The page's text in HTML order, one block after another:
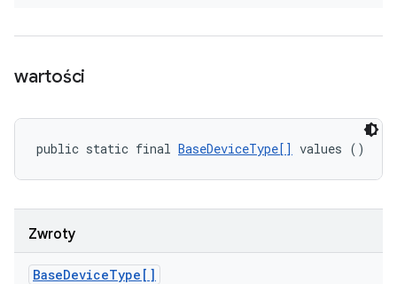
wartości
public static final BaseDeviceType[] values ()
Zwroty
BaseDeviceType[]